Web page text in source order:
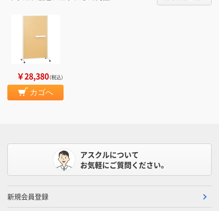
￥28,380（税込）
カゴへ
アスクルについて
お気軽にご質問ください。
新規会員登録